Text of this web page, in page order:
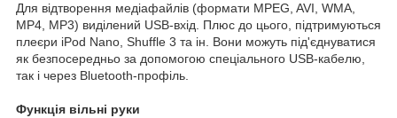
Для відтворення медіафайлів (формати MPEG, AVI, WMA,
MP4, MP3) виділений USB-вхід. Плюс до цього, підтримуються
плеєри iPod Nano, Shuffle 3 та ін. Вони можуть під'єднуватися
як безпосередньо за допомогою спеціального USB-кабелю,
так і через Bluetooth-профіль.
Функція вільні руки